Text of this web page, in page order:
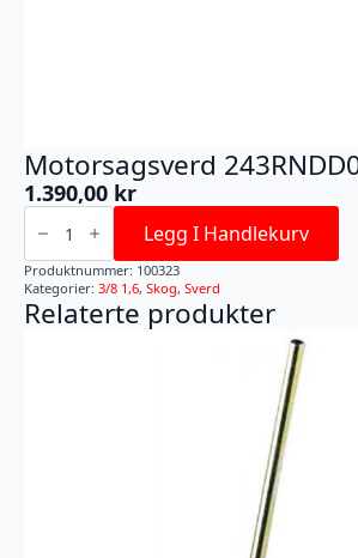
Motorsagsverd
1.390,00 kr
Motorsagsverd
243RNDD025 Legg I Handlekurv
Produktnummer: 100323
Kategorier: 3/8 1,6, Skog, Sverd
Relaterte produkter